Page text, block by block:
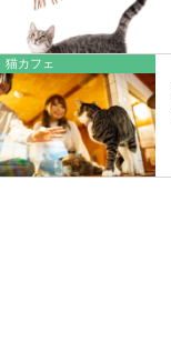
猫カフェ